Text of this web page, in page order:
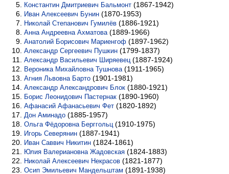
Константин Дмитриевич Бальмонт (1867-1942)
Иван Алексеевич Бунин (1870-1953)
Николай Степанович Гумилёв (1886-1921)
Анна Андреевна Ахматова (1889-1966)
Анатолий Борисович Мариенгоф (1897-1962)
Александр Сергеевич Пушкин (1799-1837)
Александр Васильевич Ширяевец (1887-1924)
Вероника Михайловна Тушнова (1911-1965)
Агния Львовна Барто (1901-1981)
Александр Александрович Блок (1880-1921)
Борис Леонидович Пастернак (1890-1960)
Афанасий Афанасьевич Фет (1820-1892)
Дон Аминадо (1885-1957)
Ольга Фёдоровна Берггольц (1910-1975)
Игорь Северянин (1887-1941)
Иван Саввич Никитин (1824-1861)
Юлия Валериановна Жадовская (1824-1883)
Николай Алексеевич Некрасов (1821-1877)
Осип Эмильевич Мандельштам (1891-1938)